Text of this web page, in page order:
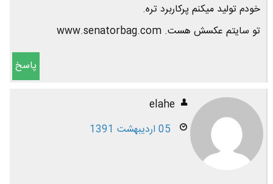
خودم تولید میکنم پرکاربرد تره.
تو سایتم عکسش هست. www.senatorbag.com
پاسخ
elahe
05 اردیبهشت 1391